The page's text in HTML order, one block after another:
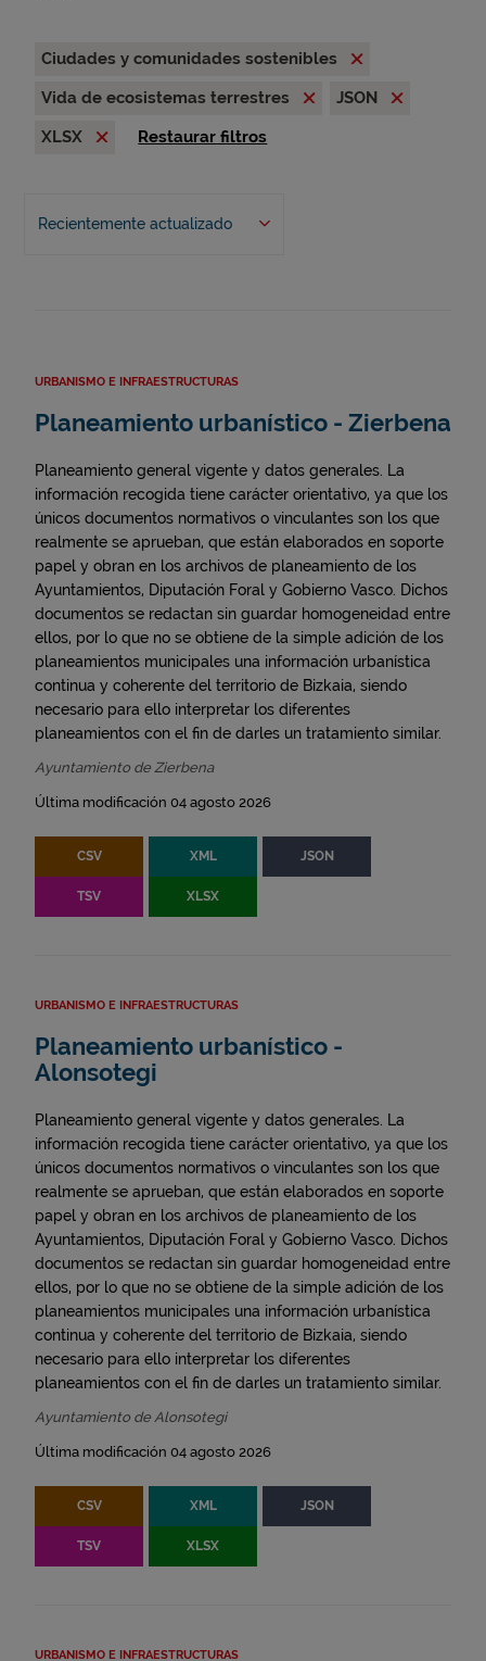
Ciudades y comunidades sostenibles
Vida de ecosistemas terrestres
JSON
XLSX
Restaurar filtros
Recientemente actualizado
URBANISMO E INFRAESTRUCTURAS
Planeamiento urbanístico - Zierbena
Planeamiento general vigente y datos generales. La
información recogida tiene carácter orientativo, ya que los
únicos documentos normativos o vinculantes son los que
realmente se aprueban, que están elaborados en soporte
papel y obran en los archivos de planeamiento de los
Ayuntamientos, Diputación Foral y Gobierno Vasco. Dichos
documentos se redactan sin guardar homogeneidad entre
ellos, por lo que no se obtiene de la simple adición de los
planeamientos municipales una información urbanística
continua y coherente del territorio de Bizkaia, siendo
necesario para ello interpretar los diferentes
planeamientos con el fin de darles un tratamiento similar.
Ayuntamiento de Zierbena
Última modificación 04 agosto 2026
CSV XML JSON
TSV XLSX
URBANISMO E INFRAESTRUCTURAS
Planeamiento urbanístico -
Alonsotegi
Planeamiento general vigente y datos generales. La
información recogida tiene carácter orientativo, ya que los
únicos documentos normativos o vinculantes son los que
realmente se aprueban, que están elaborados en soporte
papel y obran en los archivos de planeamiento de los
Ayuntamientos, Diputación Foral y Gobierno Vasco. Dichos
documentos se redactan sin guardar homogeneidad entre
ellos, por lo que no se obtiene de la simple adición de los
planeamientos municipales una información urbanística
continua y coherente del territorio de Bizkaia, siendo
necesario para ello interpretar los diferentes
planeamientos con el fin de darles un tratamiento similar.
Ayuntamiento de Alonsotegi
Última modificación 04 agosto 2026
CSV XML JSON
TSV XLSX
URBANISMO E INFRAESTRUCTURAS